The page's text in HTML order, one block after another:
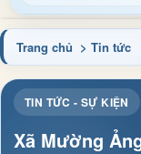
Trang chủ > Tin tức
TIN TỨC - SỰ KIỆN
Xã Mường